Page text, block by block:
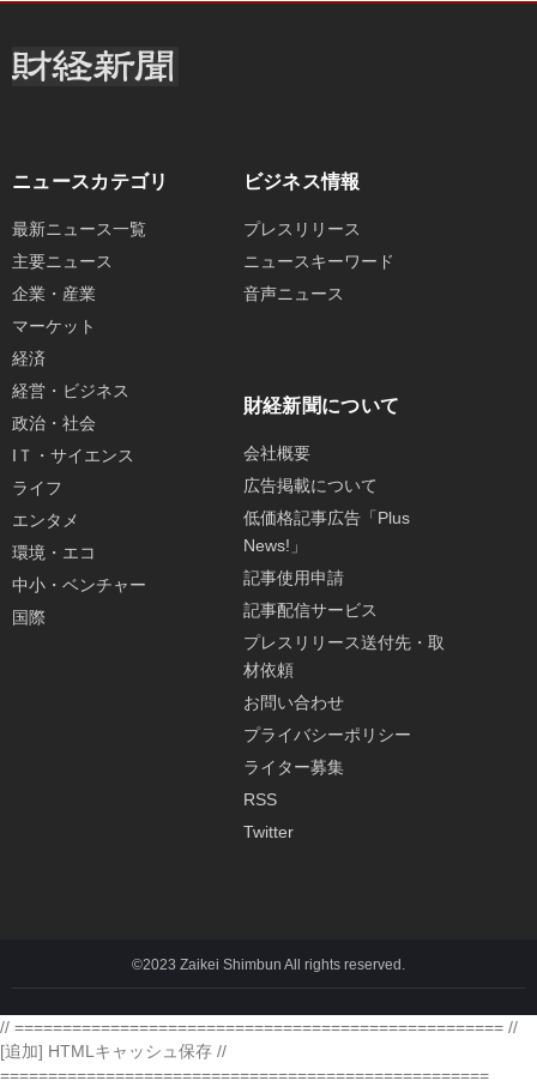
ニュースカテゴリ
最新ニュース一覧
主要ニュース
企業・産業
マーケット
経済
経営・ビジネス
政治・社会
IＴ・サイエンス
ライフ
エンタメ
環境・エコ
中小・ベンチャー
国際
ビジネス情報
プレスリリース
ニュースキーワード
音声ニュース
財経新聞について
会社概要
広告掲載について
低価格記事広告「Plus
News!」
記事使用申請
記事配信サービス
プレスリリース送付先・取
材依頼
お問い合わせ
プライバシーポリシー
ライター募集
RSS
Twitter
©2023 Zaikei Shimbun All rights reserved.
// =================================================== //
[追加] HTMLキャッシュ保存 //
===================================================